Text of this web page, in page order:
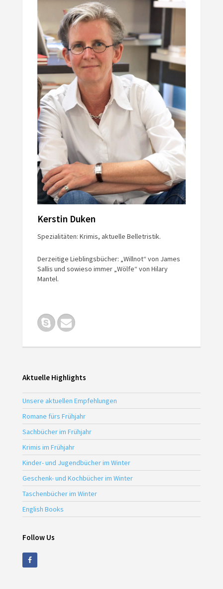
Kerstin Duken
Spezialitäten: Krimis, aktuelle Belletristik.
Derzeitige Lieblingsbücher: „Willnot“ von James
Sallis und sowieso immer „Wölfe“ von Hilary
Mantel.
Aktuelle Highlights
Unsere aktuellen Empfehlungen
Romane fürs Frühjahr
Sachbücher im Frühjahr
Krimis im Frühjahr
Kinder- und Jugendbücher im Winter
Geschenk- und Kochbücher im Winter
Taschenbücher im Winter
English Books
Follow Us